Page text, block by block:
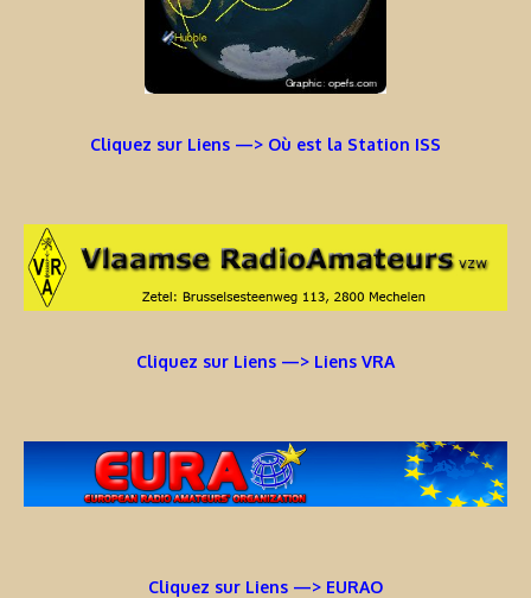
Cliquez sur Liens —> Où est la Station ISS
Cliquez sur Liens —> Liens VRA
Cliquez sur Liens —> EURAO